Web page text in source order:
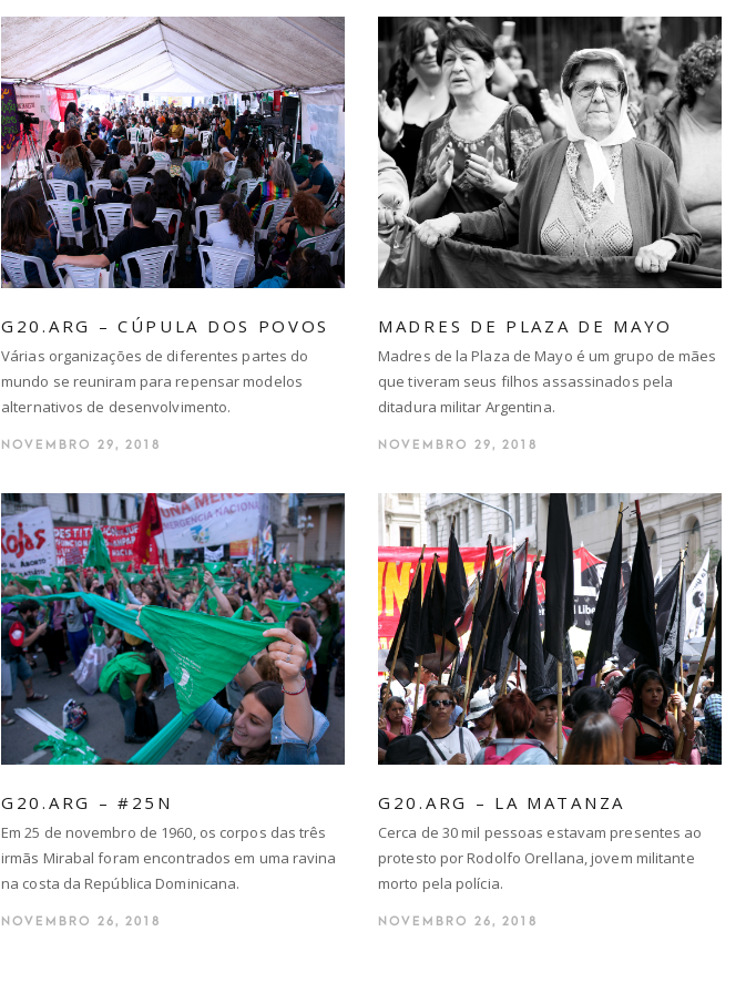
G20.ARG – CÚPULA DOS POVOS
Várias organizações de diferentes partes do
mundo se reuniram para repensar modelos
alternativos de desenvolvimento.
NOVEMBRO 29, 2018
MADRES DE PLAZA DE MAYO
Madres de la Plaza de Mayo é um grupo de mães
que tiveram seus filhos assassinados pela
ditadura militar Argentina.
NOVEMBRO 29, 2018
G20.ARG – #25N
Em 25 de novembro de 1960, os corpos das três
irmãs Mirabal foram encontrados em uma ravina
na costa da República Dominicana.
NOVEMBRO 26, 2018
G20.ARG – LA MATANZA
Cerca de 30 mil pessoas estavam presentes ao
protesto por Rodolfo Orellana, jovem militante
morto pela polícia.
NOVEMBRO 26, 2018